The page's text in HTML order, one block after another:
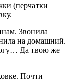
(перчатки
Звонила
на домашний.
Да твою же
Почти